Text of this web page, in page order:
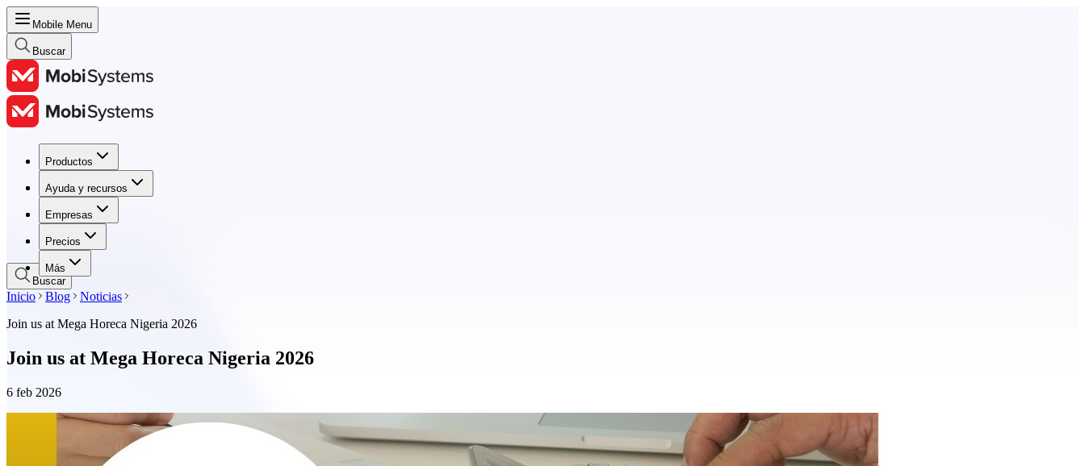
Mobile Menu
Buscar
Productos
Ayuda y recursos
Empresas
Precios
Más
Productos
Ayuda y recursos
Empresas
Precios
Buscar
Inicio Blog
Noticias
Join us at Mega Horeca Nigeria 2026
Join us at Mega Horeca Nigeria 2026
6 feb 2026